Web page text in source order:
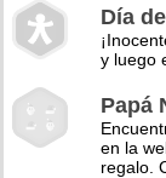
Día
y luego
Papá
en la
regalo.